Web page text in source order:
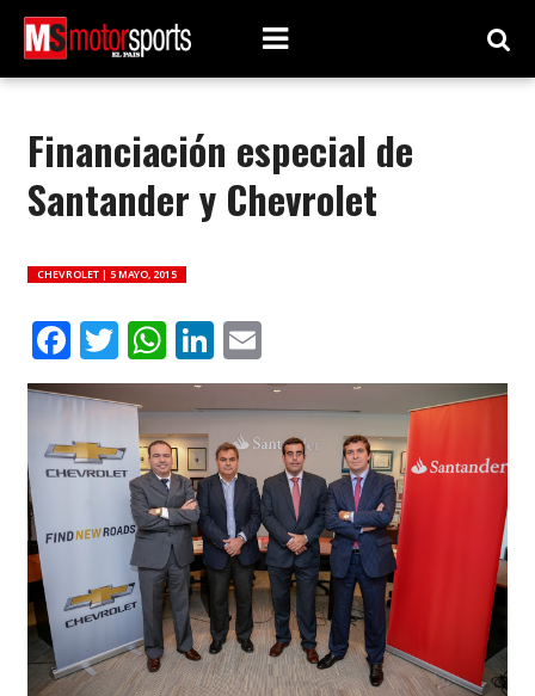
Financiación especial de
Santander y Chevrolet
CHEVROLET | 5 MAYO, 2015
Facebook
Twitter
WhatsApp
LinkedIn
Email